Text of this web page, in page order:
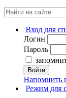
Вход для
Логин
Пароль
Войти
Напомнить
Режим для